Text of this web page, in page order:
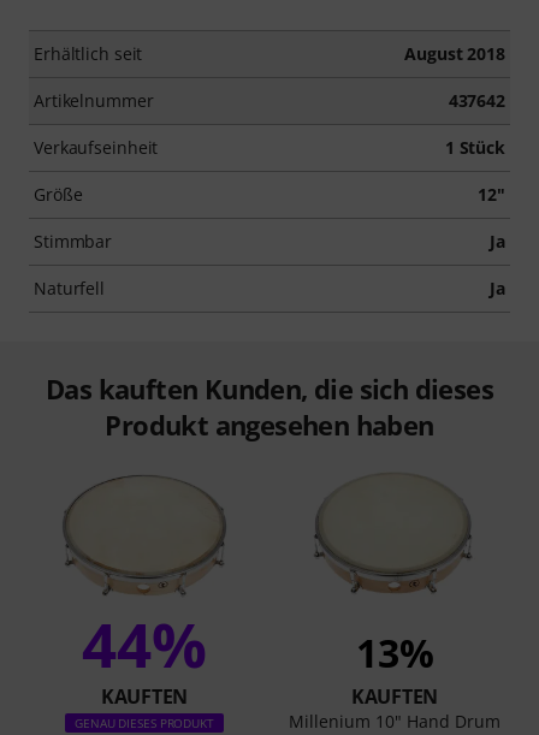
Erhältlich seit August 2018
Artikelnummer 437642
Verkaufseinheit 1 Stück
Größe 12"
Stimmbar Ja
Naturfell Ja
Das kauften Kunden, die sich dieses
Produkt angesehen haben
44%
KAUFTEN
GENAU DIESES PRODUKT
13%
KAUFTEN
Millenium 10" Hand Drum